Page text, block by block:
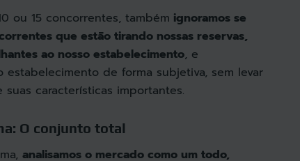
ou 15 concorrentes, também ignoramos se
que estão tirando nossas reservas,
ao nosso estabelecimento, e
estabelecimento de forma subjetiva, sem levar
características importantes.
O conjunto total
analisamos o mercado como um todo,